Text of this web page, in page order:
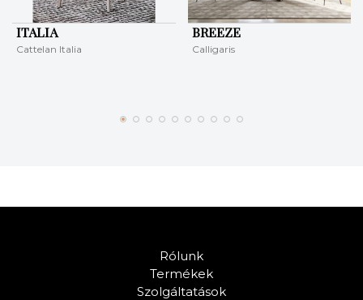
ITALIA
Cattelan Italia
BREEZE
Calligaris
Rólunk
Termékek
Szolgáltatások